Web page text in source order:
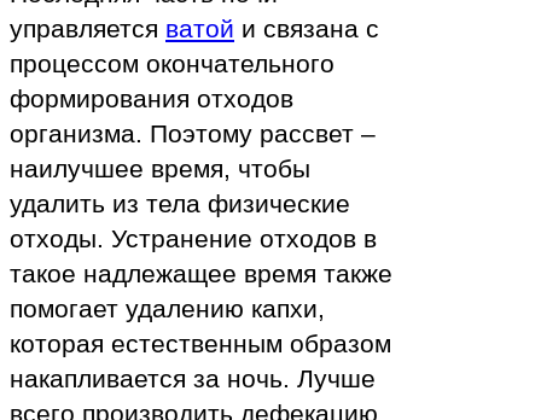
управляется ватой и связана с
процессом окончательного
формирования отходов
организма. Поэтому рассвет –
наилучшее время, чтобы
удалить из тела физические
отходы. Устранение отходов в
такое надлежащее время также
помогает удалению капхи,
которая естественным образом
накапливается за ночь. Лучше
всего производить дефекацию